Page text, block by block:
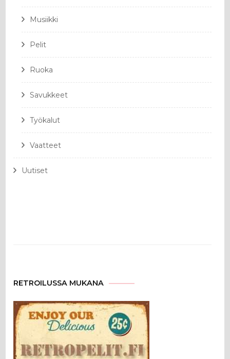
Musiikki
Pelit
Ruoka
Savukkeet
Työkalut
Vaatteet
Uutiset
RETROILUSSA MUKANA